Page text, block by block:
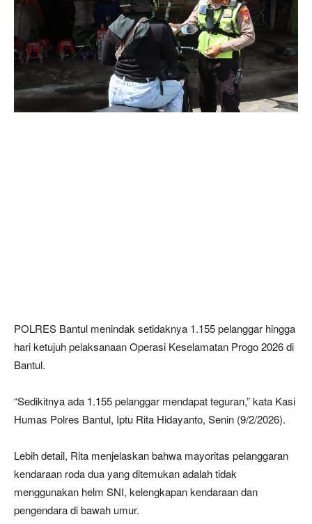
POLRES Bantul menindak setidaknya 1.155 pelanggar hingga
hari ketujuh pelaksanaan Operasi Keselamatan Progo 2026 di
Bantul.
“Sedikitnya ada 1.155 pelanggar mendapat teguran,” kata Kasi
Humas Polres Bantul, Iptu Rita Hidayanto, Senin (9/2/2026).
Lebih detail, Rita menjelaskan bahwa mayoritas pelanggaran
kendaraan roda dua yang ditemukan adalah tidak
menggunakan helm SNI, kelengkapan kendaraan dan
pengendara di bawah umur.